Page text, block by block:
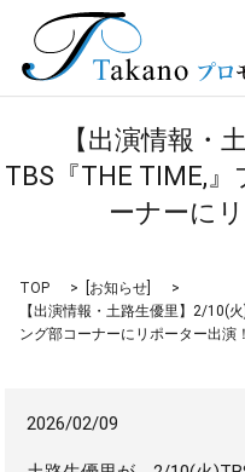
【出演情報・
TBS『THE TIME,
ーナーに
TOP お知らせ
【出演情報・土路生優里】2/10(
ング部コーナーにリポーター出演！
2026/02/09